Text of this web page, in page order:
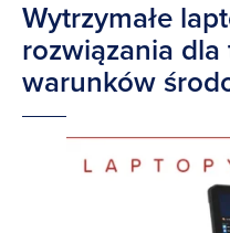
Wytrzymałe
rozwiązania dla
warunków